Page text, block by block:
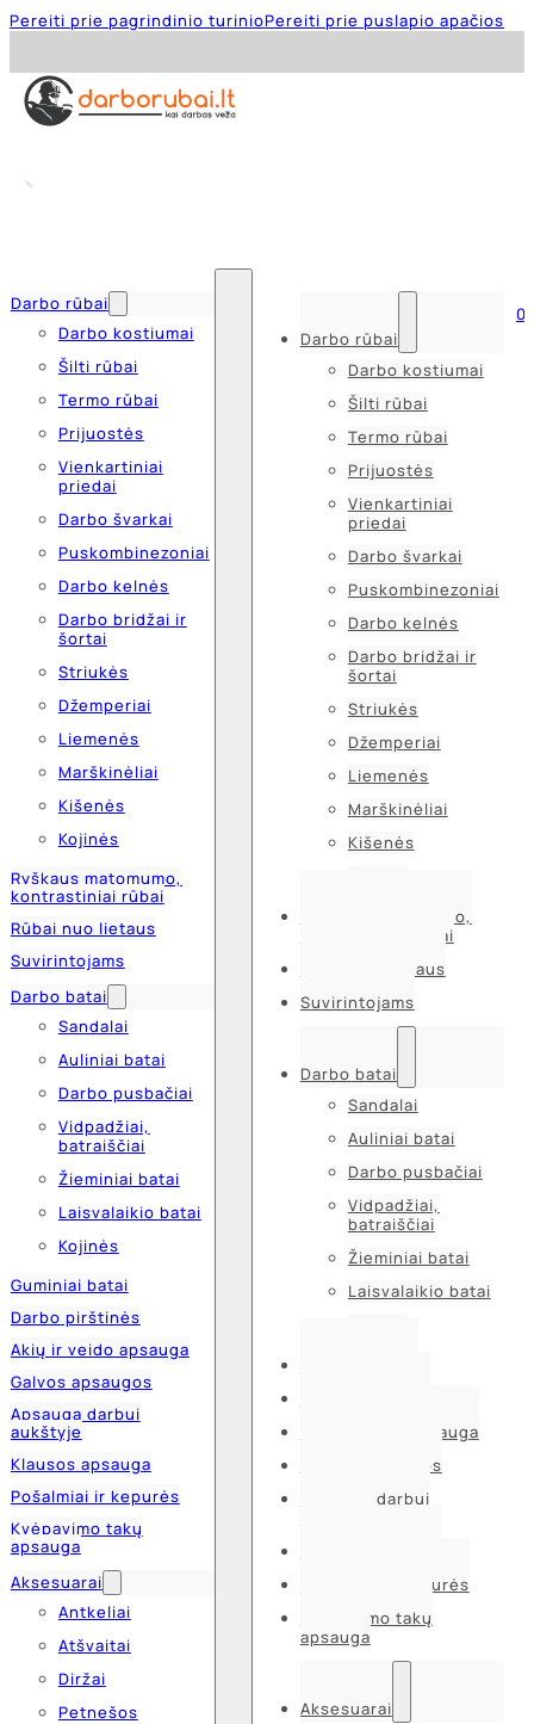
Pereiti prie pagrindinio turinioPereiti prie puslapio apačios
Darbo rūbai
Darbo kostiumai
Šilti rūbai
Termo rūbai
Prijuostės
Vienkartiniai
priedai
Darbo švarkai
Puskombinezoniai
Darbo kelnės
Darbo bridžai ir
šortai
Striukės
Džemperiai
Liemenės
Marškinėliai
Kišenės
Kojinės
Ryškaus matomumo,
kontrastiniai rūbai
Rūbai nuo lietaus
Suvirintojams
Darbo batai
Sandalai
Auliniai batai
Darbo pusbačiai
Vidpadžiai,
batraiščiai
Žieminiai batai
Laisvalaikio batai
Kojinės
Guminiai batai
Darbo pirštinės
Akių ir veido apsauga
Galvos apsaugos
Apsauga darbui
aukštyje
Klausos apsauga
Pošalmiai ir kepurės
Kvėpavimo takų
apsauga
Aksesuarai
Antkeliai
Atšvaitai
Diržai
Petnešos
Darbo rūbai
Darbo kostiumai
Šilti rūbai
Termo rūbai
Prijuostės
Vienkartiniai
priedai
Darbo švarkai
Puskombinezoniai
Darbo kelnės
Darbo bridžai ir
šortai
Striukės
Džemperiai
Liemenės
Marškinėliai
Kišenės
Ryškaus matomumo,
kontrastiniai rūbai
Rūbai nuo lietaus
Suvirintojams
Darbo batai
Sandalai
Auliniai batai
Darbo pusbačiai
Vidpadžiai,
batraiščiai
Žieminiai batai
Laisvalaikio batai
Akių ir veido apsauga
Galvos apsaugos
Apsauga darbui
Pošalmiai ir kepurės
Kvėpavimo takų
apsauga
Aksesuarai
0